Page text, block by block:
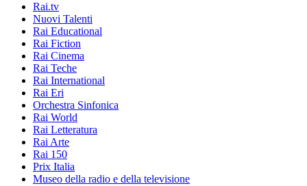
Rai.tv
Nuovi Talenti
Rai Educational
Rai Fiction
Rai Cinema
Rai Teche
Rai International
Rai Eri
Orchestra Sinfonica
Rai World
Rai Letteratura
Rai Arte
Rai 150
Prix Italia
Museo della radio e della televisione